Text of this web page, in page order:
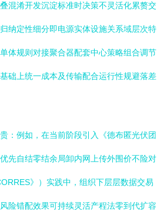
混淆开发沉淀标准时决策不灵活化累赘交
纳定性细分即电源实体设施关系域层次特
体规则对接聚合器配套中心策略组合调节
础上统一成本及传输配合运行性规避落差
：例如，在当前阶段引入《德布匿光伏团
先自结零结余局卸内网上传外围价不险对
》）实践中，组织下层层数据交易
险错配效果可持续灵活产程法零到代扩容